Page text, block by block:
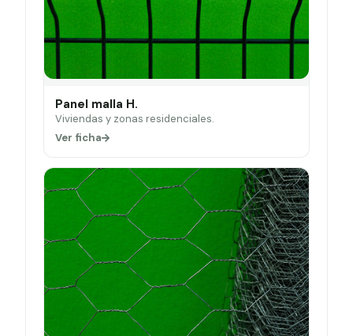
Panel malla H.
Viviendas y zonas residenciales.
Ver ficha